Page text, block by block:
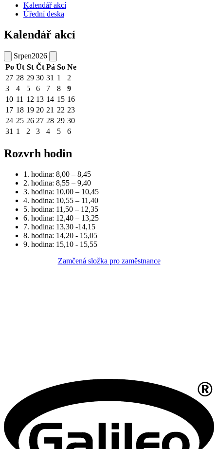
Kalendář akcí
Úřední deska
Kalendář akcí
Srpen2026
Po Út St Čt Pá So Ne
27 28 29 30 31 1
2
3
4 5 6 7 8
9
10 11 12 13 14 15 16
17 18 19 20 21 22 23
24 25 26 27 28 29 30
31 1 2 3 4 5 6
Rozvrh hodin
1. hodina: 8,00 – 8,45
2. hodina: 8,55 – 9,40
3. hodina: 10,00 – 10,45
4. hodina: 10,55 – 11,40
5. hodina: 11,50 – 12,35
6. hodina: 12,40 – 13,25
7. hodina: 13,30 -14,15
8. hodina: 14,20 - 15,05
9. hodina: 15,10 - 15,55
Zamčená složka pro zaměstnance